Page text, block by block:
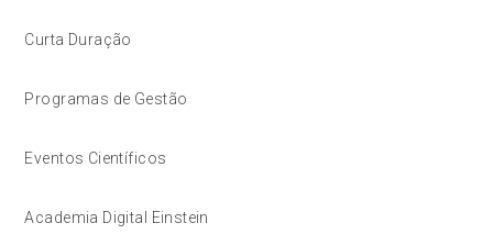
Curta Duração
Programas de Gestão
Eventos Científicos
Academia Digital Einstein